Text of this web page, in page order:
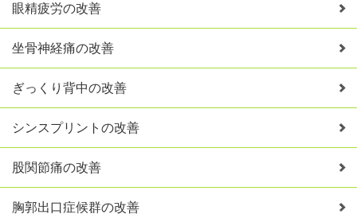
眼精疲労の改善
坐骨神経痛の改善
ぎっくり背中の改善
シンスプリントの改善
股関節痛の改善
胸郭出口症候群の改善